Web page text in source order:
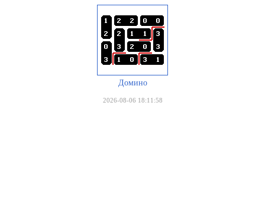
Домино
2026-08-06 18:11:58